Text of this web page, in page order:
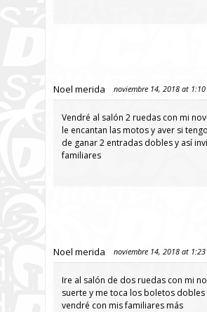
Noel merida noviembre 14, 2018 at
Vendré al salón 2 ruedas con mi
le encantan las motos y aver si
de ganar 2 entradas dobles y así
familiares
Noel merida noviembre 14, 2018 at
Ire al salón de dos ruedas con mi
suerte y me toca los boletos dobles
vendré con mis familiares más